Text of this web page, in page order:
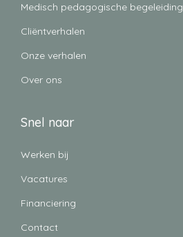
Medisch pedagogische begeleiding
Cliëntverhalen
Onze verhalen
Over ons
Snel naar
Werken bij
Vacatures
Financiering
Contact